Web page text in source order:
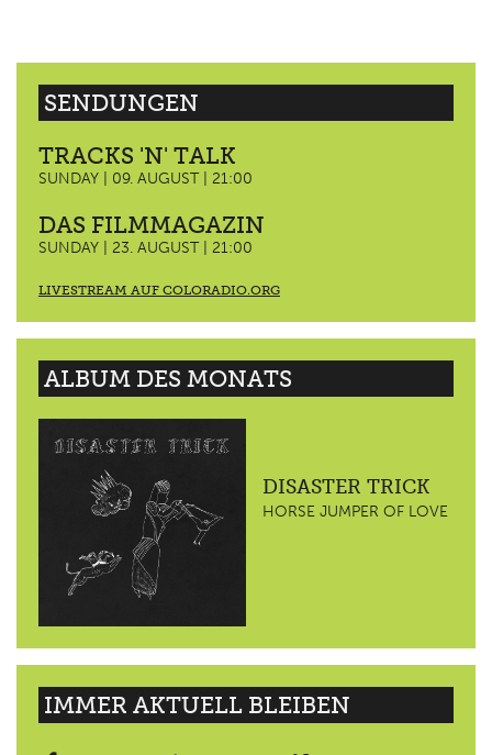
SENDUNGEN
TRACKS 'N' TALK
SUNDAY | 09. AUGUST | 21:00
DAS FILMMAGAZIN
SUNDAY | 23. AUGUST | 21:00
LIVESTREAM AUF COLORADIO.ORG
ALBUM DES MONATS
DISASTER TRICK
HORSE JUMPER OF LOVE
IMMER AKTUELL BLEIBEN